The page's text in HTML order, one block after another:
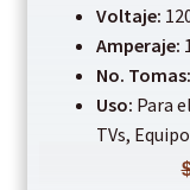
Voltaje:
Amperaje:
No. Tomas:
Uso: Para
TVs,
$